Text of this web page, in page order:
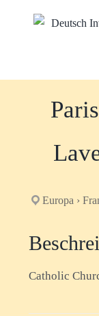
Europa ›
Catholic